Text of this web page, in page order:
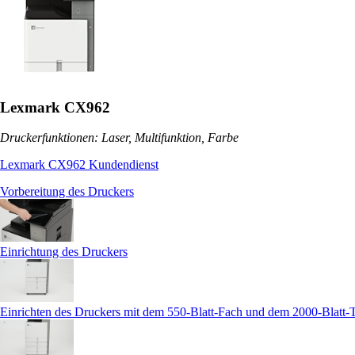
Lexmark CX962
Druckerfunktionen: Laser, Multifunktion, Farbe
Lexmark CX962 Kundendienst
Vorbereitung des Druckers
Einrichtung des Druckers
Einrichten des Druckers mit dem 550-Blatt-Fach und dem 2000-Blatt-